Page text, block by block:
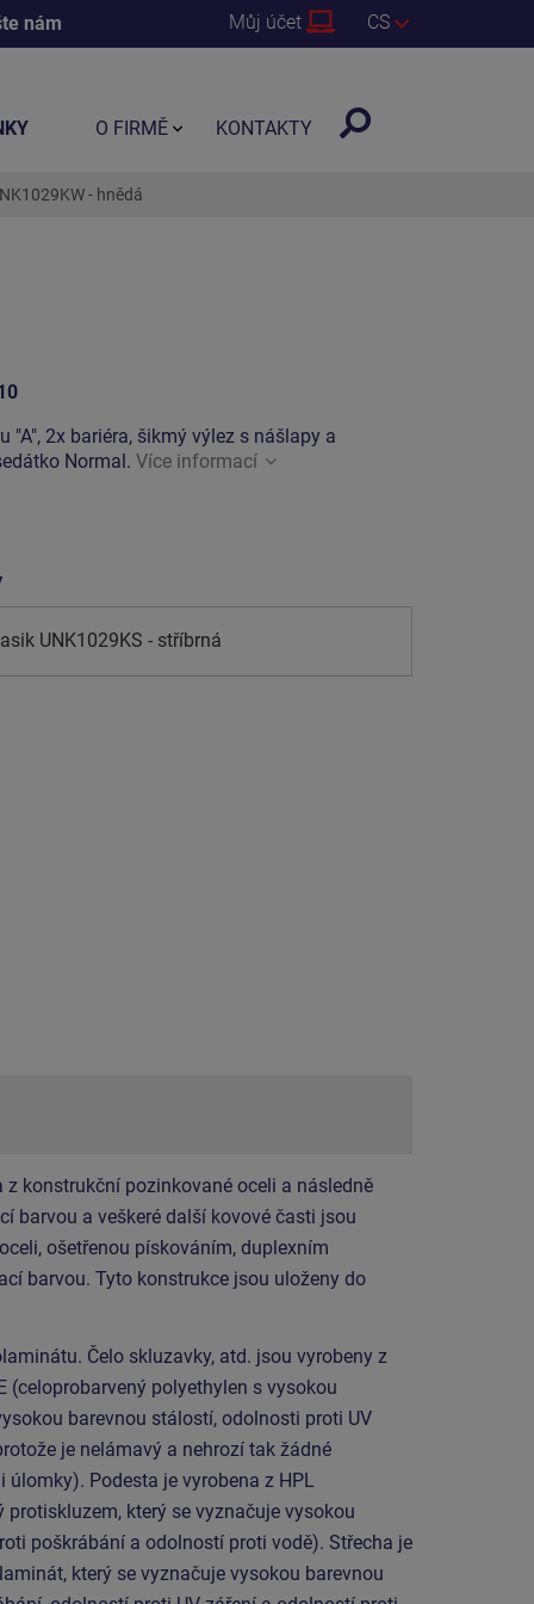
nám Můj účet CS
- hnědá
"A", 2x bariéra, šikmý výlez s nášlapy a
Normal. Více informací
UNK1029KS - stříbrná
z konstrukční pozinkované oceli a následně
barvou a veškeré další kovové časti jsou
ošetřenou pískováním, duplexním
barvou. Tyto konstrukce jsou uloženy do
Čelo skluzavky, atd. jsou vyrobeny z
(celoprobarvený polyethylen s vysokou
barevnou stálostí, odolnosti proti UV
je nelámavý a nehrozí tak žádné
úlomky). Podesta je vyrobena z HPL
který se vyznačuje vysokou
poškrábání a odolností proti vodě). Střecha je
který se vyznačuje vysokou barevnou
O FIRMĚ KONTAKTY